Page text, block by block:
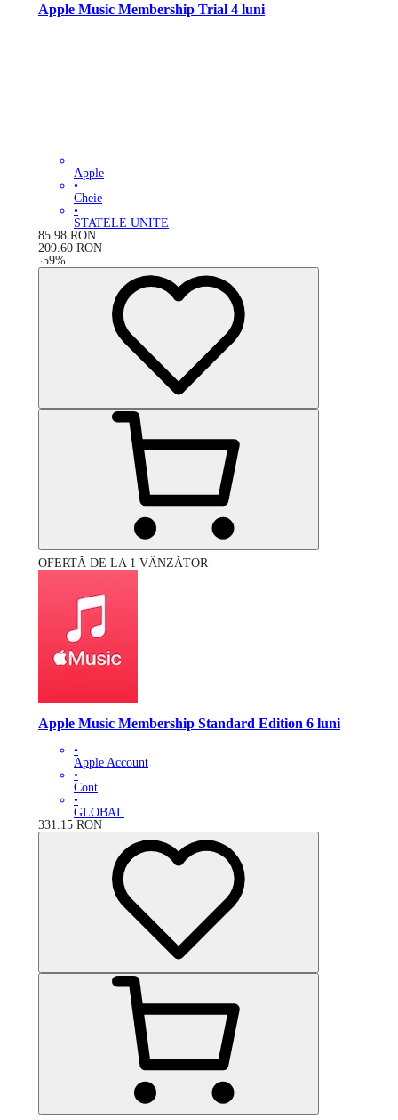
Apple Music Membership Trial 4 luni
Apple
•
Cheie
•
STATELE UNITE
85.98 RON
209.60 RON
-59%
OFERTĂ DE LA 1 VÂNZĂTOR
Apple Music Membership Standard Edition 6 luni
•
Apple Account
•
Cont
•
GLOBAL
331.15 RON